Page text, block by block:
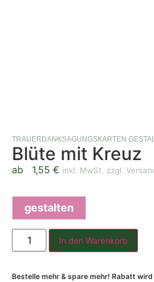
TRAUERDANKSAGUNGSKARTEN
Blüte mit Kreuz
ab 1,55 € inkl. MwSt. zzgl.
gestalten
In den Warenkorb
Bestelle mehr & spare mehr! Rabatt